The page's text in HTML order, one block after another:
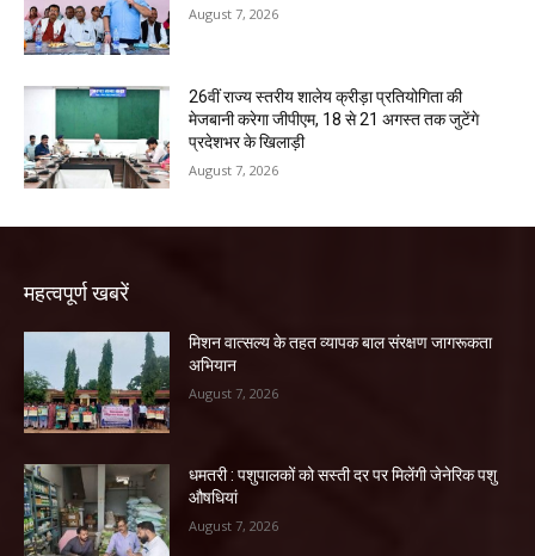
August 7, 2026
26वीं राज्य स्तरीय शालेय क्रीड़ा प्रतियोगिता की
मेजबानी करेगा जीपीएम, 18 से 21 अगस्त तक जुटेंगे
प्रदेशभर के खिलाड़ी
August 7, 2026
महत्वपूर्ण खबरें
मिशन वात्सल्य के तहत व्यापक बाल संरक्षण जागरूकता
अभियान
August 7, 2026
धमतरी : पशुपालकों को सस्ती दर पर मिलेंगी जेनेरिक पशु
औषधियां
August 7, 2026